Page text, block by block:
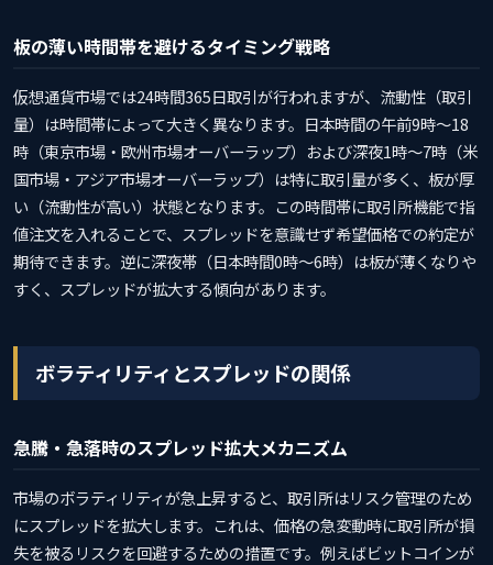
板の薄い時間帯を避けるタイミング戦略
仮想通貨市場では24時間365日取引が行われますが、流動性（取引
量）は時間帯によって大きく異なります。日本時間の午前9時〜18
時（東京市場・欧州市場オーバーラップ）および深夜1時〜7時（米
国市場・アジア市場オーバーラップ）は特に取引量が多く、板が厚
い（流動性が高い）状態となります。この時間帯に取引所機能で指
値注文を入れることで、スプレッドを意識せず希望価格での約定が
期待できます。逆に深夜帯（日本時間0時〜6時）は板が薄くなりや
すく、スプレッドが拡大する傾向があります。
ボラティリティとスプレッドの関係
急騰・急落時のスプレッド拡大メカニズム
市場のボラティリティが急上昇すると、取引所はリスク管理のため
にスプレッドを拡大します。これは、価格の急変動時に取引所が損
失を被るリスクを回避するための措置です。例えばビットコインが